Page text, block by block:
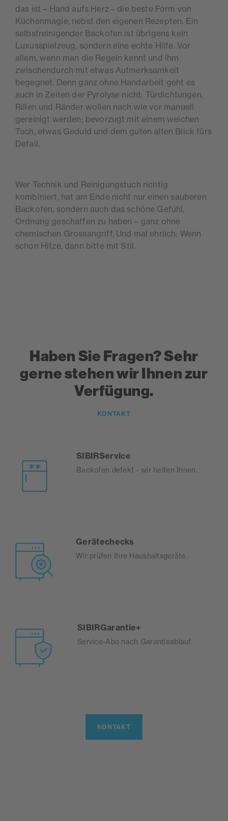
das ist – Hand aufs Herz – die beste Form von
Küchenmagie, nebst den eigenen Rezepten. Ein
selbstreinigender Backofen ist übrigens kein
Luxusspielzeug, sondern eine echte Hilfe. Vor
allem, wenn man die Regeln kennt und ihm
zwischendurch mit etwas Aufmerksamkeit
begegnet. Denn ganz ohne Handarbeit geht es
auch in Zeiten der Pyrolyse nicht: Türdichtungen,
Rillen und Ränder wollen nach wie vor manuell
gereinigt werden; bevorzugt mit einem weichen
Tuch, etwas Geduld und dem guten alten Blick fürs
Detail.
Wer Technik und Reinigungstuch richtig
kombiniert, hat am Ende nicht nur einen sauberen
Backofen, sondern auch das schöne Gefühl,
Ordnung geschaffen zu haben – ganz ohne
chemischen Grossangriff. Und mal ehrlich: Wenn
schon Hitze, dann bitte mit Stil.
Haben Sie Fragen? Sehr
gerne stehen wir Ihnen zur
Verfügung.
KONTAKT
SIBIRService
Backofen defekt - wir helfen Ihnen.
Gerätechecks
Wir prüfen Ihre Haushaltsgeräte.
SIBIRGarantie+
Service-Abo nach Garantieablauf.
KONTAKT